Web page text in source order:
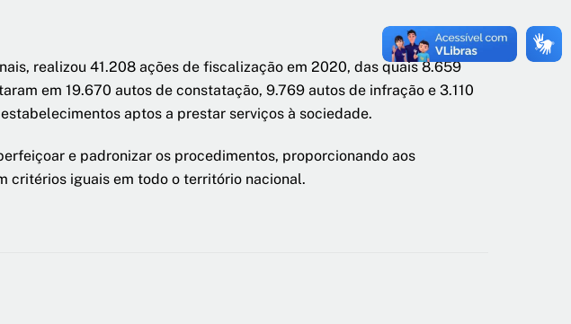
realizou 41.208 ações de fiscalização em 2020, das quais 8.659
em 19.670 autos de constatação, 9.769 autos de infração e 3.110
aptos a prestar serviços à sociedade.
e padronizar os procedimentos, proporcionando aos
critérios iguais em todo o território nacional.